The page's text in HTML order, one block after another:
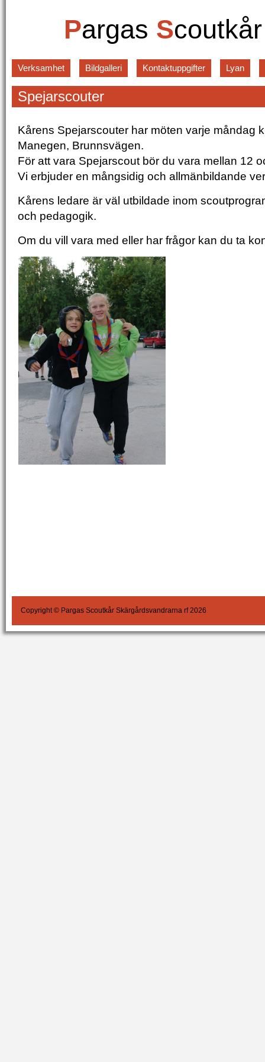
Pargas S
Verksamhet Bildgalleri Kontaktuppgifter Lyan
Spejarscouter
Kårens Spejarscouter har möten varje måndag
Manegen, Brunnsvägen.
För att vara Spejarscout bör du vara mellan 12
Vi erbjuder en mångsidig och allmänbildande
Kårens ledare är väl utbildade inom
och pedagogik.
Om du vill vara med eller har frågor kan du ta
Copyright © Pargas Scoutkår Skärgårdsvandrarna rf 2026